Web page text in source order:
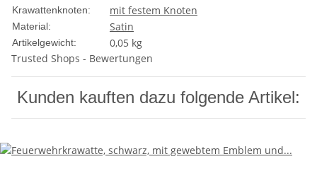
Krawattenknoten: mit festem Knoten
Material: Satin
Artikelgewicht: 0,05 kg
Trusted Shops - Bewertungen
Kunden kauften dazu folgende Artikel: